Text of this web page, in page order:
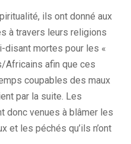
ils ont donné aux
à travers leurs religions
disant mortes pour les «
Africains afin que ces
coupables des maux
par la suite. Les
donc venues à blâmer les
et les péchés qu’ils n’ont